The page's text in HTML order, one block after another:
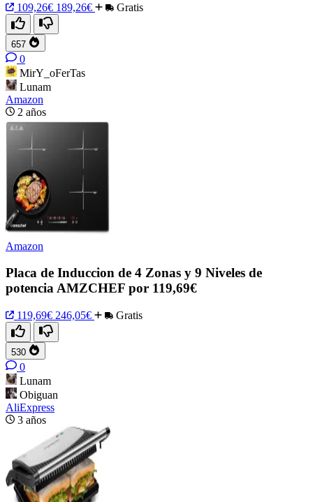
109,26€ 189,26€ Gratis
657
0
MirY_oFerTas
Lunam
Amazon
2 años
Amazon
Placa de Induccion de 4 Zonas y 9 Niveles de
potencia AMZCHEF por 119,69€
119,69€ 246,05€ Gratis
530
0
Lunam
Obiguan
AliExpress
3 años